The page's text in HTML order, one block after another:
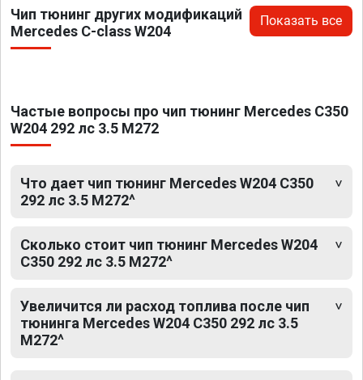
Чип тюнинг других модификаций
Mercedes C-class W204
Показать все
Частые вопросы про чип тюнинг Mercedes C350
W204 292 лс 3.5 M272
Что дает чип тюнинг Mercedes W204 C350
292 лс 3.5 M272^
Сколько стоит чип тюнинг Mercedes W204
C350 292 лс 3.5 M272^
Увеличится ли расход топлива после чип
тюнинга Mercedes W204 C350 292 лс 3.5
M272^